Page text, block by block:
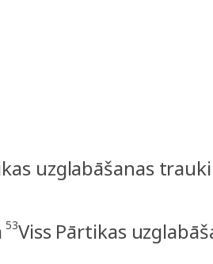
uzglabāšanas trauki
53Viss Pārtikas